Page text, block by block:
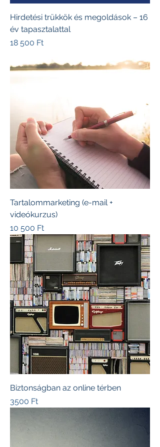
Hirdetési trükkök és megoldások – 16
év tapasztalattal
Ár
18 500 Ft
Tartalommarketing (e-mail +
videókurzus)
Ár
10 500 Ft
Biztonságban az online térben
Ár
3500 Ft